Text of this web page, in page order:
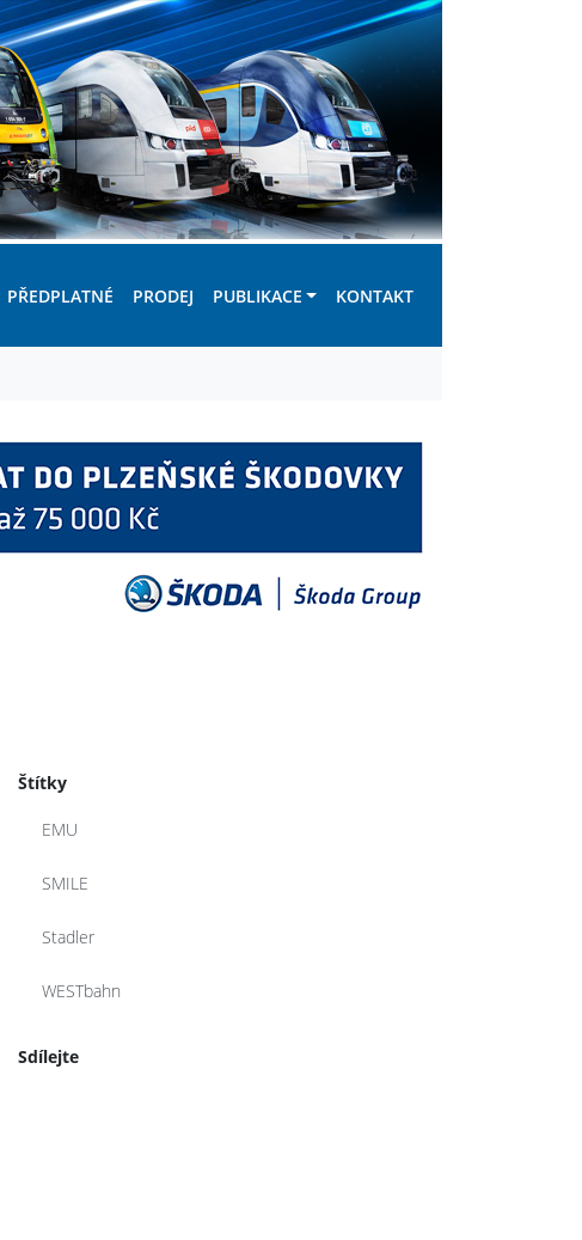
PŘEDPLATNÉ PRODEJ PUBLIKACE KONTAKT
Štítky
EMU
SMILE
Stadler
WESTbahn
Sdílejte